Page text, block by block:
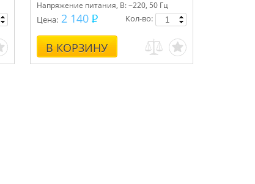
Напряжение питания, В: ~220, 50 Гц
Сертифицирован
Цена: 2 140
В КОРЗИНУ
Кол-во: